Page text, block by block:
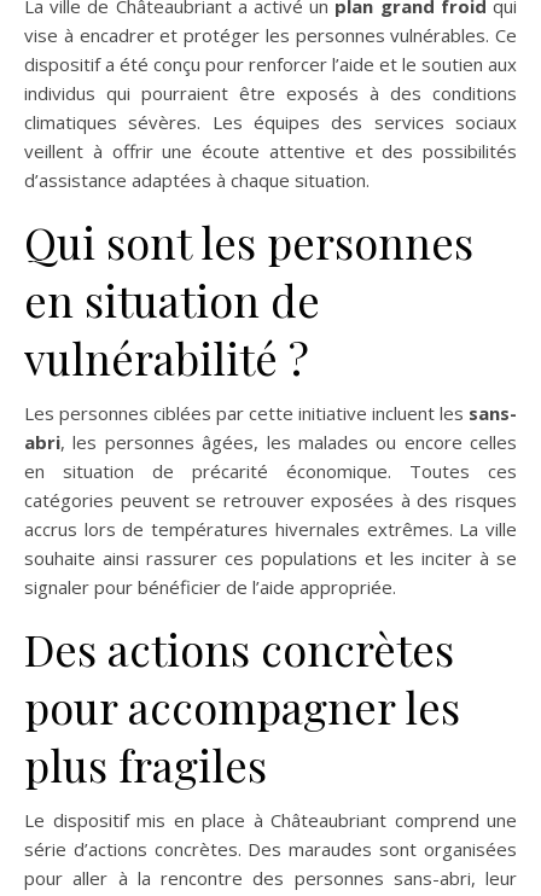
La ville de Châteaubriant a activé un plan grand froid qui
vise à encadrer et protéger les personnes vulnérables. Ce
dispositif a été conçu pour renforcer l’aide et le soutien aux
individus qui pourraient être exposés à des conditions
climatiques sévères. Les équipes des services sociaux
veillent à offrir une écoute attentive et des possibilités
d’assistance adaptées à chaque situation.
Qui sont les personnes
en situation de
vulnérabilité ?
Les personnes ciblées par cette initiative incluent les sans-
abri, les personnes âgées, les malades ou encore celles
en situation de précarité économique. Toutes ces
catégories peuvent se retrouver exposées à des risques
accrus lors de températures hivernales extrêmes. La ville
souhaite ainsi rassurer ces populations et les inciter à se
signaler pour bénéficier de l’aide appropriée.
Des actions concrètes
pour accompagner les
plus fragiles
Le dispositif mis en place à Châteaubriant comprend une
série d’actions concrètes. Des maraudes sont organisées
pour aller à la rencontre des personnes sans-abri, leur